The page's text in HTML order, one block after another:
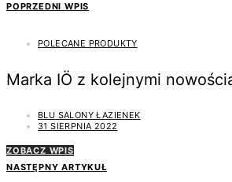
POPRZEDNI WPIS
POLECANE PRODUKTY
Marka IÖ z kolejnymi
BLU SALONY ŁAZIENEK
31 SIERPNIA 2022
ZOBACZ WPIS
NASTĘPNY ARTYKUŁ